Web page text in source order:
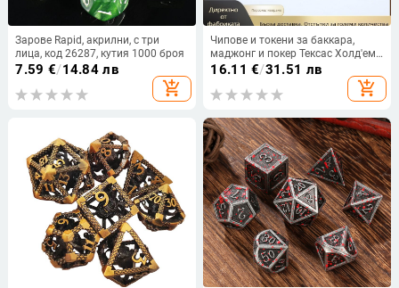
Зарове Rapid, акрилни, с три
лица, код 26287, кутия 1000 броя
7.59 €/14.84 лв
add_shopping_cart
Чипове и токени за баккара,
маджонг и покер Тексас Холд'ем
— PS материал, диаметър 40 мм,
дебелина 3,1 мм, 100 бр., цветни
16.11 €/31.51 лв
add_shopping_cart